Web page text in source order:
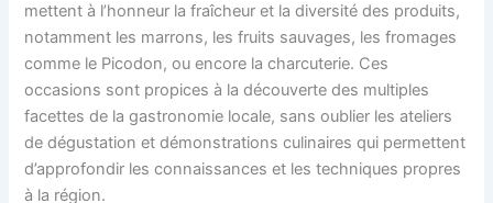
mettent à l’honneur la fraîcheur et la diversité des produits,
notamment les marrons, les fruits sauvages, les fromages
comme le Picodon, ou encore la charcuterie. Ces
occasions sont propices à la découverte des multiples
facettes de la gastronomie locale, sans oublier les ateliers
de dégustation et démonstrations culinaires qui permettent
d’approfondir les connaissances et les techniques propres
à la région.